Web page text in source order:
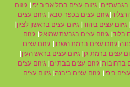
|גיזום עצים בתל אביב יפו |גיזום
|גיזום עצים בכפר סבא|גיזום עצים
עצים ביהוד|גיזום עצים בראשון לציון|
|גיזום עצים בגבעת שמואל|גיזום
|גיזום עצים ברמת השרון|גיזום עצים
עצים ברמת גן|גיזום עצים בראש העין|
|גיזום עצים בבת ים |גיזום עצים
ביפו|גיזום עצים ביבנה|גיזום עצים